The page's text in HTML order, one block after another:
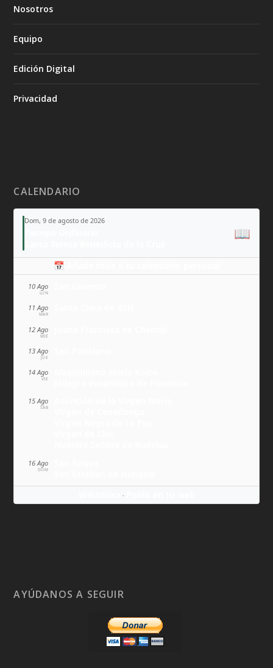
Nosotros
Equipo
Edición Digital
Privacidad
CALENDARIO
Dom, 9 de agosto de 2026
📖
📅 Añade todo a tu calendario personal
10 Ago
LUN
11 Ago
MAR
12 Ago
MIÉ
13 Ago
JUE
14 Ago
VIE
15 Ago
SÁB
16 Ago
DOM
·
AYÚDANOS A SEGUIR